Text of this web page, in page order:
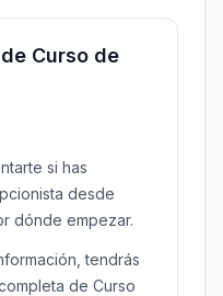
Curso de
si has
desde
dónde empezar.
tendrás
de Curso